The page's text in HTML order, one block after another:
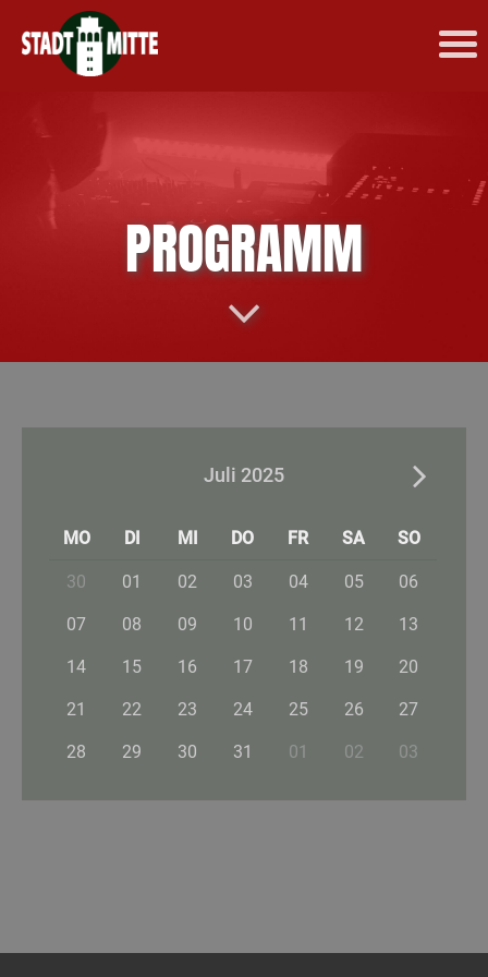
PROGRAMM
Juli 2025
MO DI MI DO FR SA SO
30 01 02 03 04 05 06
07 08 09 10 11 12 13
14 15 16 17 18 19 20
21 22 23 24 25 26 27
28 29 30 31 01 02 03